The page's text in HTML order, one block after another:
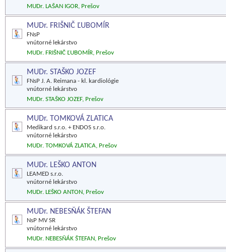
MUDr. LAŠAN IGOR, Prešov
MUDr. FRIŠNIČ ĽUBOMÍR
FNsP
vnútorné lekárstvo
MUDr. FRIŠNIČ ĽUBOMÍR, Prešov
MUDr. STAŠKO JOZEF
FNsP J. A. Reimana - kl. kardiológie
vnútorné lekárstvo
MUDr. STAŠKO JOZEF, Prešov
MUDr. TOMKOVÁ ZLATICA
Medikard s.r.o. + ENDOS s.r.o.
vnútorné lekárstvo
MUDr. TOMKOVÁ ZLATICA, Prešov
MUDr. LEŠKO ANTON
LEAMED s.r.o.
vnútorné lekárstvo
MUDr. LEŠKO ANTON, Prešov
MUDr. NEBESŇÁK ŠTEFAN
NsP MV SR
vnútorné lekárstvo
MUDr. NEBESŇÁK ŠTEFAN, Prešov